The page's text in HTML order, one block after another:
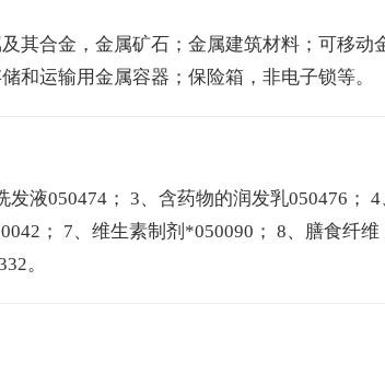
其合金，金属矿石；金属建筑材料；可移动
和运输用金属容器；保险箱，非电子锁等。
液050474； 3、含药物的润发乳050476； 4
； 7、维生素制剂*050090； 8、膳食纤维
。